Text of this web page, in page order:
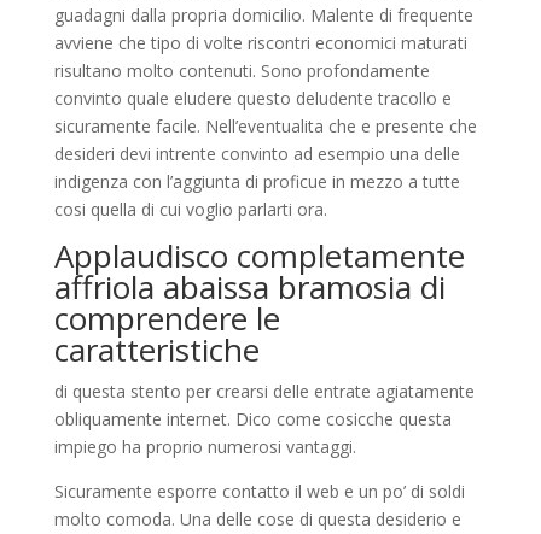
guadagni dalla propria domicilio. Malente di frequente
avviene che tipo di volte riscontri economici maturati
risultano molto contenuti. Sono profondamente
convinto quale eludere questo deludente tracollo e
sicuramente facile. Nell’eventualita che e presente che
desideri devi intrente convinto ad esempio una delle
indigenza con l’aggiunta di proficue in mezzo a tutte
cosi quella di cui voglio parlarti ora.
Applaudisco completamente
affriola abaissa bramosia di
comprendere le
caratteristiche
di questa stento per crearsi delle entrate agiatamente
obliquamente internet. Dico come cosicche questa
impiego ha proprio numerosi vantaggi.
Sicuramente esporre contatto il web e un po’ di soldi
molto comoda. Una delle cose di questa desiderio e